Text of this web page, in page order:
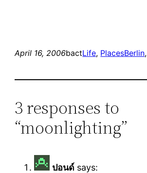
April 16, 2006bactLife, PlacesBerlin,
3 responses to
“moonlighting”
ปอนด์ says: